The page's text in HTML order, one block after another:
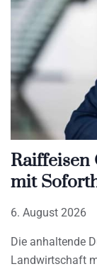
mit
6. August 2026
Die anhaltende
Landwirtschaft